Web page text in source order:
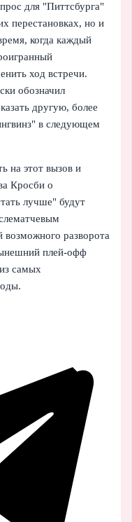
для "Питтсбурга"
перестановках, но и
когда каждый
ход встречи.
обозначил
другую, более
в следующем
на этот вызов и
Кросби о
лучше" будут
возможного разворота
плей-офф
самых